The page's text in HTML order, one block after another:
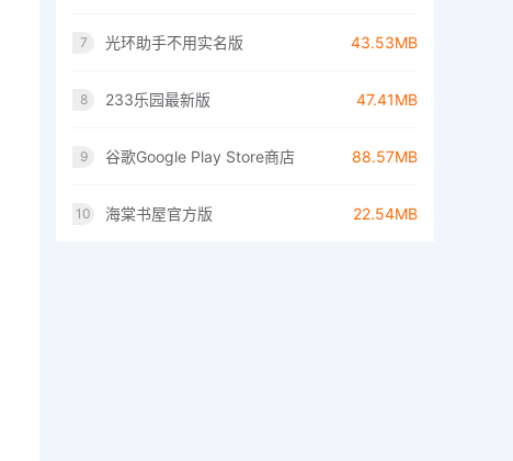
7 光环助手不用实名版 43.53MB
8 233乐园最新版 47.41MB
9 谷歌Google Play Store商店 88.57MB
10 海棠书屋官方版 22.54MB